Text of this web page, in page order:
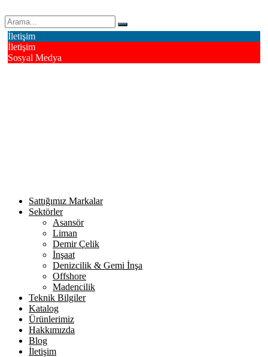
İletişim
İletişim
Sosyal Medya
Sattığımız Markalar
Sektörler
Asansör
Liman
Demir Çelik
İnşaat
Denizcilik & Gemi İnşa
Offshore
Madencilik
Teknik Bilgiler
Katalog
Ürünlerimiz
Hakkımızda
Blog
İletişim